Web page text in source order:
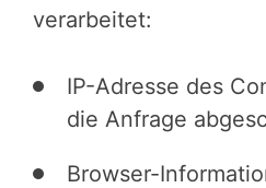
verarbeitet:
IP-Adresse des
die Anfrage
Browser-